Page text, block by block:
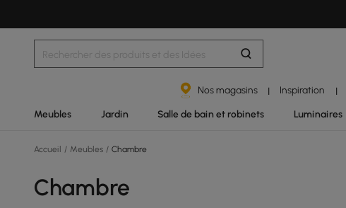
Nos magasins | Inspiration |
Meubles Jardin Salle de bain et robinets Luminaires
Accueil / Meubles / Chambre
Chambre